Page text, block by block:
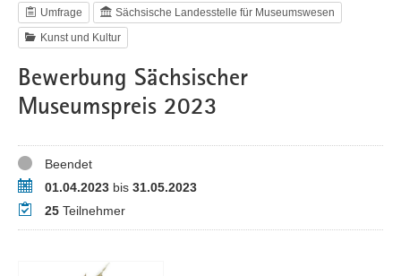
Umfrage Sächsische Landesstelle für Museumswesen
Kunst und Kultur
Bewerbung Sächsischer
Museumspreis 2023
StatusBeendet
Zeitraum01.04.2023 bis 31.05.2023
Teilnehmer
25 Teilnehmer